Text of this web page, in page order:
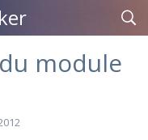
module